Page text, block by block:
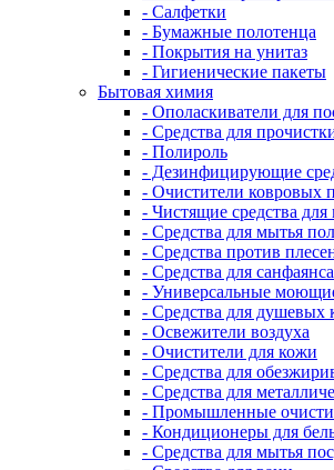
- Салфетки
- Бумажные полотенца
- Покрытия на унитаз
- Гигиенические пакеты
Бытовая химия
- Ополаскиватели для
- Средства для
- Полироль
- Дезинфицирующие
- Очистители ковровых
- Чистящие средства для
- Средства для мытья
- Средства против
- Средства для санфаянса
- Универсальные
- Средства для душевых
- Освежители воздуха
- Очистители для кожи
- Средства для
- Средства для
- Промышленные
- Кондиционеры для
- Средства для мытья